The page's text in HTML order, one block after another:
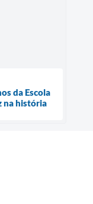
da Escola
na história